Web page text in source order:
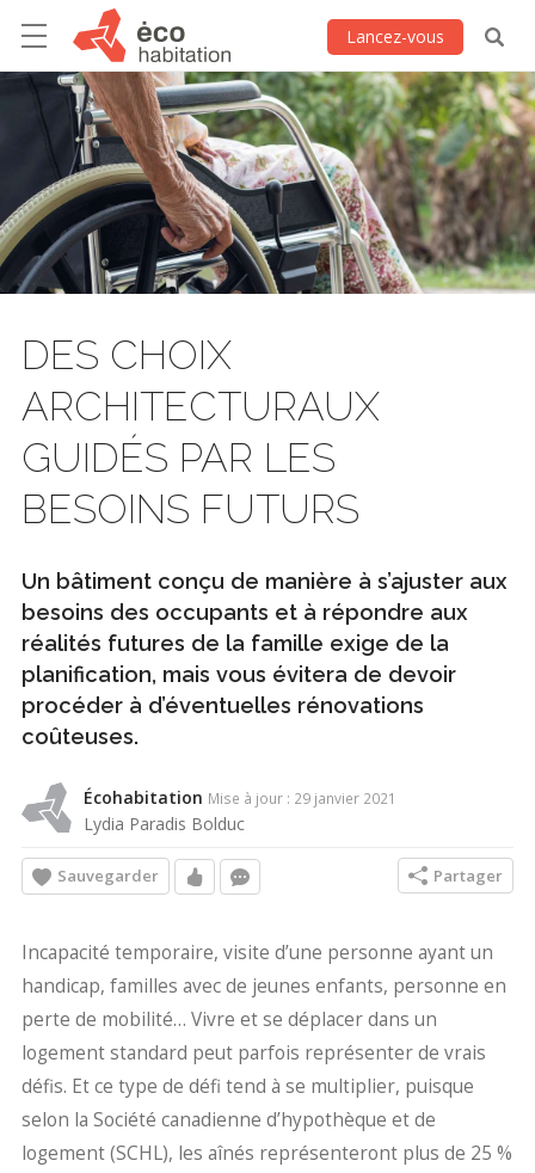
Lancez-vous
DES CHOIX
ARCHITECTURAUX
GUIDÉS PAR LES
BESOINS FUTURS
Un bâtiment conçu de manière à s’ajuster aux
besoins des occupants et à répondre aux
réalités futures de la famille exige de la
planification, mais vous évitera de devoir
procéder à d’éventuelles rénovations
coûteuses.
Écohabitation Mise à jour : 29 janvier 2021
Lydia Paradis Bolduc
Sauvegarder Partager
Incapacité temporaire, visite d’une personne ayant un
handicap, familles avec de jeunes enfants, personne en
perte de mobilité… Vivre et se déplacer dans un
logement standard peut parfois représenter de vrais
défis. Et ce type de défi tend à se multiplier, puisque
selon la Société canadienne d’hypothèque et de
logement (SCHL), les aînés représenteront plus de 25 %